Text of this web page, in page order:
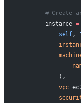
# Create
        instance
=
            self
,
            ),
            vpc
=